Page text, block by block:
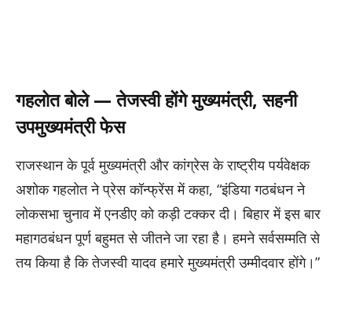
गहलोत बोले — तेजस्वी होंगे मुख्यमंत्री, सहनी
उपमुख्यमंत्री फेस
राजस्थान के पूर्व मुख्यमंत्री और कांग्रेस के राष्ट्रीय पर्यवेक्षक
अशोक गहलोत ने प्रेस कॉन्फ्रेंस में कहा, “इंडिया गठबंधन ने
लोकसभा चुनाव में एनडीए को कड़ी टक्कर दी। बिहार में इस बार
महागठबंधन पूर्ण बहुमत से जीतने जा रहा है। हमने सर्वसम्मति से
तय किया है कि तेजस्वी यादव हमारे मुख्यमंत्री उम्मीदवार होंगे।”